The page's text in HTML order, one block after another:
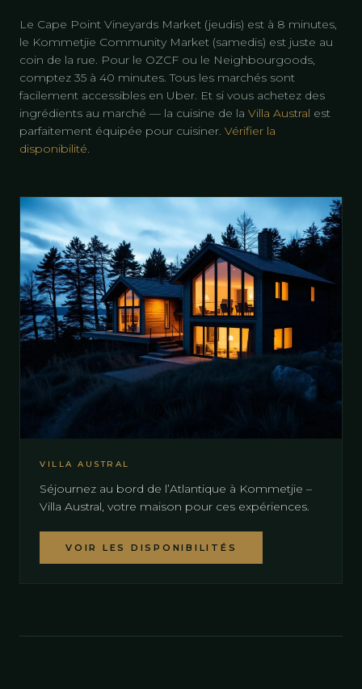
Le Cape Point Vineyards Market (jeudis) est à 8 minutes,
le Kommetjie Community Market (samedis) est juste au
coin de la rue. Pour le OZCF ou le Neighbourgoods,
comptez 35 à 40 minutes. Tous les marchés sont
facilement accessibles en Uber. Et si vous achetez des
ingrédients au marché — la cuisine de la Villa Austral est
parfaitement équipée pour cuisiner. Vérifier la
disponibilité.
VILLA AUSTRAL
Séjournez au bord de l’Atlantique à Kommetjie –
Villa Austral, votre maison pour ces expériences.
VOIR LES DISPONIBILITÉS